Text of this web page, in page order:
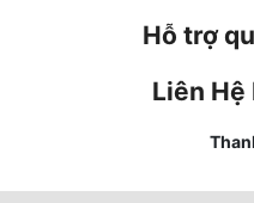
Ngôn Tình
Hỗ trợ
Liên Hệ